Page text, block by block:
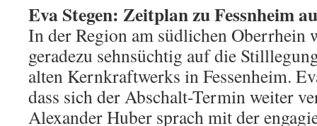
Eva Stegen: Zeitplan zu Fessnheim
In der Region am südlichen Oberrhein
geradezu sehnsüchtig auf die
alten Kernkraftwerks in Fessenheim.
dass sich der Abschalt-Termin weiter
Alexander Huber sprach mit der